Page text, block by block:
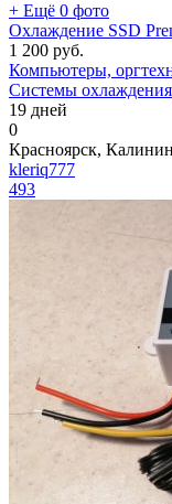
+ Ещё 0 фото
Охлаждение SSD
1 200 руб.
Компьютеры,
Системы охлаждения
19 дней
0
Красноярск,
kleriq777
493